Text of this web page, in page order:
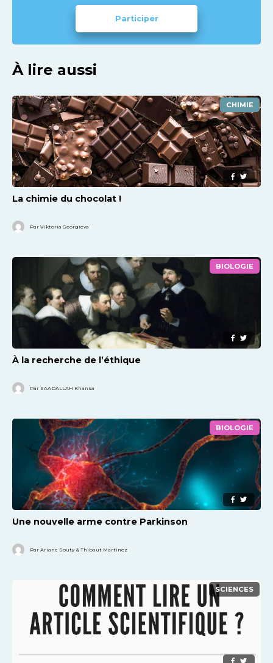
Participer
À lire aussi
CHIMIE
La chimie du chocolat !
Par Viktoria Georgieva
BIOLOGIE
À la recherche de l’éthique
Par SAADALLAH Khansa
BIOLOGIE
Une nouvelle arme contre Parkinson
Par Ariane Souty & Thibaut Martinez
SCIENCES